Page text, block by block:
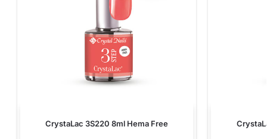
CrystaLac 3S220 8ml Hema Free